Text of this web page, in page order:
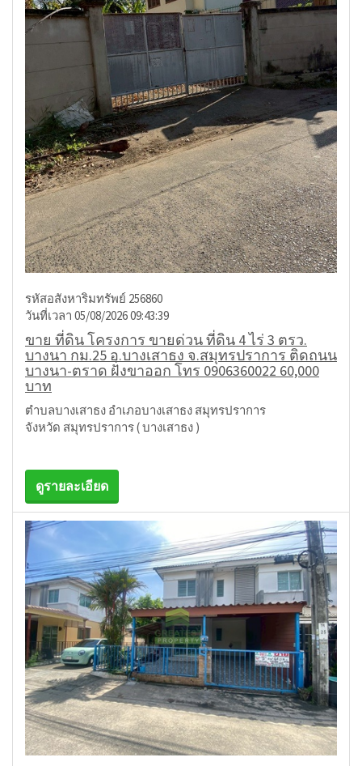
รหัสอสังหาริมทรัพย์ 256860
วันที่เวลา 05/08/2026 09:43:39
ขาย ที่ดิน โครงการ ขายด่วน ที่ดิน 4 ไร่ 3 ตรว.
บางนา กม.25 อ.บางเสาธง จ.สมุทรปราการ ติดถนน
บางนา-ตราด ฝั่งขาออก โทร 0906360022 60,000
บาท
ตำบลบางเสาธง อำเภอบางเสาธง สมุทรปราการ
จังหวัด สมุทรปราการ ( บางเสาธง )
ดูรายละเอียด